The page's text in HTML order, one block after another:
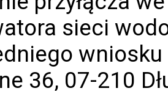
sieci
wniosku
36, 07-210